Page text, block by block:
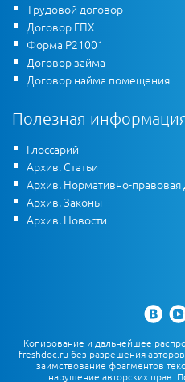
Трудовой договор
Договор ГПХ
Форма Р21001
Договор займа
Договор найма помещения
Полезная
Глоссарий
Архив. Статьи
Архив. Нормативно-правовая
Архив. Законы
Архив. Новости
Копирование и дальнейшее
freshdoc.ru без разрешения
заимствование фрагментов
нарушение авторских прав.